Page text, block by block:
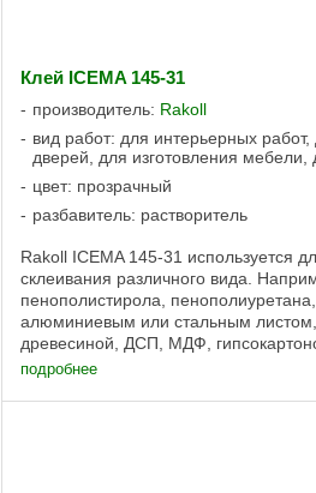
Клей ICEMA 145-31
производитель: Rakoll
вид работ: для интерьерных работ,
дверей, для изготовления
цвет: прозрачный
разбавитель: растворитель
Rakoll ICEMA 145-31 используется
склеивания различного вида.
пенополистирола,
алюминиевым или стальным
древесиной, ДСП, МДФ,
подробнее